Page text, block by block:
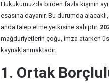
Hukukumuzda birden fazla kişinin
esasına dayanır. Bu durumda
anda talep etme yetkisine sahiptir.
mağduriyetlerin çoğu, imza atarken
kaynaklanmaktadır.
1. Ortak